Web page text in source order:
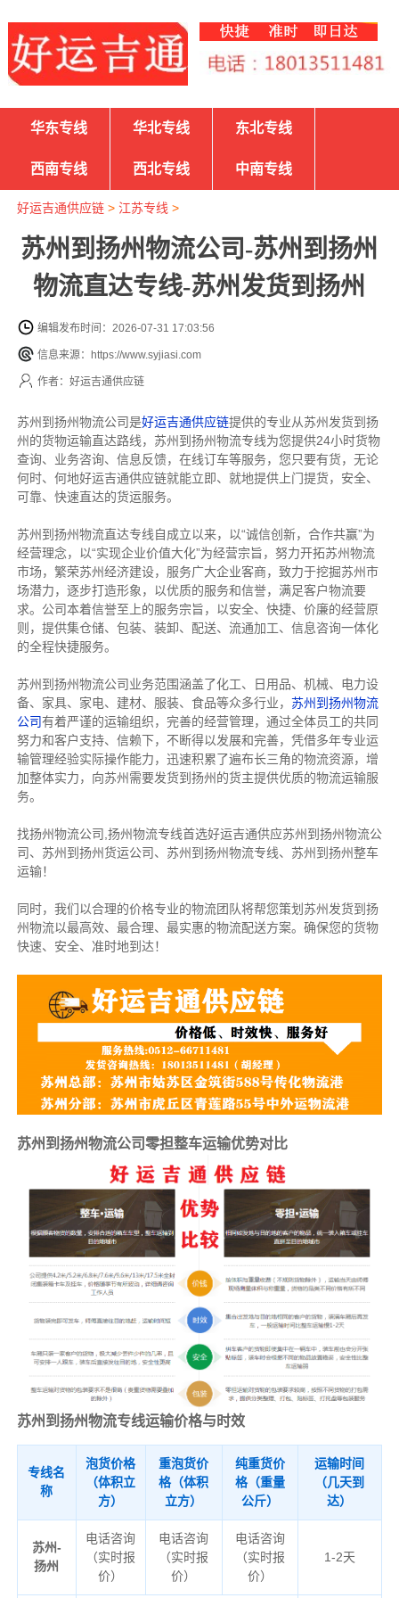
华东专线 华北专线 东北专线
西南专线 西北专线 中南专线
好运吉通供应链> 江苏专线 >
苏州到扬州物流公司-苏州到扬州
物流直达专线-苏州发货到扬州
编辑发布时间：2026-07-31 17:03:56
信息来源：https://www.syjiasi.com
作者：好运吉通供应链
苏州到扬州物流公司是好运吉通供应链提供的专业从苏州发货到扬
州的货物运输直达路线，苏州到扬州物流专线为您提供24小时货物
查询、业务咨询、信息反馈，在线订车等服务，您只要有货，无论
何时、何地好运吉通供应链就能立即、就地提供上门提货，安全、
可靠、快速直达的货运服务。
苏州到扬州物流直达专线自成立以来，以“诚信创新，合作共赢”为
经营理念，以“实现企业价值大化”为经营宗旨，努力开拓苏州物流
市场，繁荣苏州经济建设，服务广大企业客商，致力于挖掘苏州市
场潜力，逐步打造形象，以优质的服务和信誉，满足客户物流要
求。公司本着信誉至上的服务宗旨，以安全、快捷、价廉的经营原
则，提供集仓储、包装、装卸、配送、流通加工、信息咨询一体化
的全程快捷服务。
苏州到扬州物流公司业务范围涵盖了化工、日用品、机械、电力设
备、家具、家电、建材、服装、食品等众多行业， 苏州到扬州物流
公司有着严谨的运输组织，完善的经营管理，通过全体员工的共同
努力和客户支持、信赖下，不断得以发展和完善，凭借多年专业运
输管理经验实际操作能力，迅速积累了遍布长三角的物流资源，增
加整体实力，向苏州需要发货到扬州的货主提供优质的物流运输服
务。
找扬州物流公司,扬州物流专线首选好运吉通供应苏州到扬州物流公
司、苏州到扬州货运公司、苏州到扬州物流专线、苏州到扬州整车
运输！
同时，我们以合理的价格专业的物流团队将帮您策划苏州发货到扬
州物流以最高效、最合理、最实惠的物流配送方案。确保您的货物
快速、安全、准时地到达！
苏州到扬州物流公司零担整车运输优势对比
苏州到扬州物流专线运输价格与时效
专线名
称
泡货价格
（体积立
方）
重泡货价
格（体积
立方）
纯重货价
格（重量
公斤）
运输时间
（几天到
达）
苏州-
扬州
电话咨询
（实时报
价）
电话咨询
（实时报
价）
电话咨询
（实时报
价）
1-2天